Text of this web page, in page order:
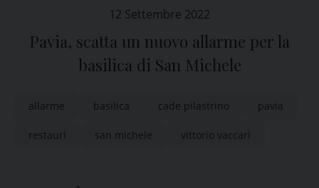
12 Settembre 2022
Pavia, scatta un nuovo allarme per la
basilica di San Michele
allarme basilica cade pilastrino pavia
restauri san michele vittorio vaccari